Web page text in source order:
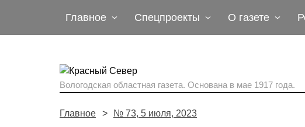
Главное Спецпроекты О газете
Вологодская областная газета. Основана в мае 1917 года.
Главное № 73, 5 июля, 2023